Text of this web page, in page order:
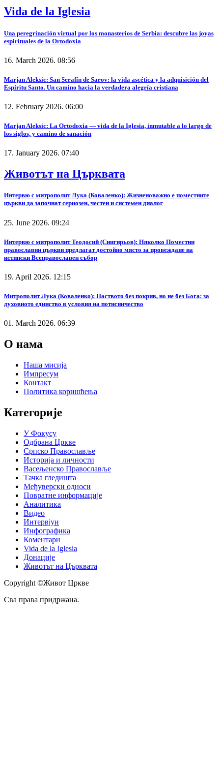
Vida de la Iglesia
Una peregrinación virtual por los monasterios de Serbia: descubre las joyas
espirituales de la Ortodoxia
16. March 2026. 08:56
Marjan Aleksic: San Serafín de Sarov: la vida ascética y la adquisición del
Espíritu Santo. Un camino hacia la verdadera alegría cristiana
12. February 2026. 06:00
Marjan Aleksic: La Ortodoxia — vida de la Iglesia, inmutable a lo largo de
los siglos, y camino de sanación
17. January 2026. 07:40
Животът на Църквата
Интервю с митрополит Лука (Коваленко): Жизненоважно е поместните
църкви да започнат сериозен, честен и системен диалог
25. June 2026. 09:24
Интервю с митрополит Теодосий (Снигирьов): Няколко Поместни
православни църкви предлагат достойно място за провеждане на
истински Всеправославен събор
19. April 2026. 12:15
Митрополит Лука (Коваленко): Паството без покрив, но не без Бога: за
духовното единство в условия на потисничество
01. March 2026. 06:39
О нама
Наша мисија
Импресум
Контакт
Политика коришћења
Категорије
У Фокусу
Одбрана Цркве
Српско Православље
Историја и личности
Васељенско Православље
Тачка гледишта
Међуверски односи
Повратне информације
Аналитика
Видео
Интервјуи
Инфографика
Коментари
Vida de la Iglesia
Донације
Животът на Църквата
Copyright ©Живот Цркве
Сва права придржана.